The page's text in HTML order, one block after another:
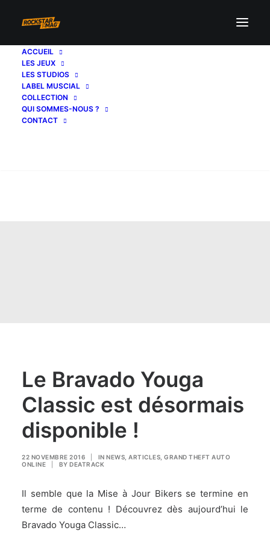
ACCUEIL
LES JEUX
LES STUDIOS
LABEL MUSCIAL
COLLECTION
QUI SOMMES-NOUS ?
CONTACT
Le Bravado Youga
Classic est désormais
disponible !
22 NOVEMBRE 2016 IN NEWS ARTICLES GRAND THEFT AUTO
ONLINE
BY DEATRACK
Il semble que la Mise à Jour Bikers se termine en
terme de contenu ! Découvrez dès aujourd’hui le
Bravado Youga Classic…